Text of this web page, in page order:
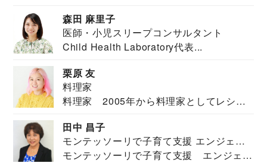
森田 麻里子
医師・小児スリープコンサルタント
Child Health Laboratory代表...
栗原 友
料理家
料理家 2005年から料理家としてレシピ
田中 昌子
モンテッソーリで子育て支援 エンジェル
ズハウス研究所所長
モンテッソーリで子育て支援 エンジェル